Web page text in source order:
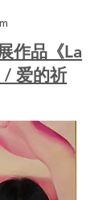
作品《La
爱的祈